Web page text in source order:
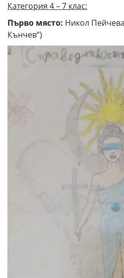
Категория 4 – 7 клас:
Първо място: Никол
Кънчев“)